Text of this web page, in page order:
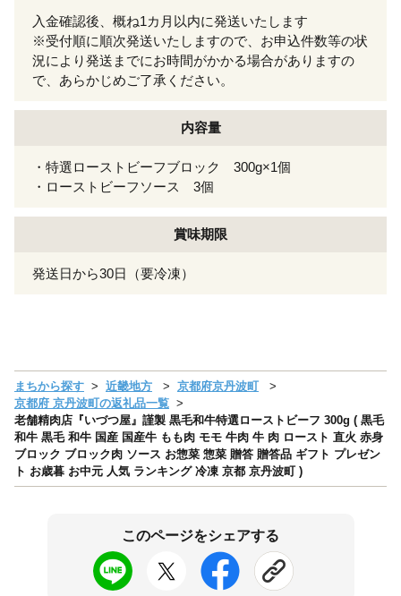
入金確認後、概ね1カ月以内に発送いたします
※受付順に順次発送いたしますので、お申込件数等の状
況により発送までにお時間がかかる場合がありますの
で、あらかじめご了承ください。
内容量
・特選ローストビーフブロック 300g×1個
・ローストビーフソース 3個
賞味期限
発送日から30日（要冷凍）
まちから探す 近畿地方
京都府京丹波町
京都府 京丹波町の返礼品一覧
老舗精肉店『いづつ屋』謹製 黒毛和牛特選ローストビーフ 300g ( 黒毛
和牛 黒毛 和牛 国産 国産牛 もも肉 モモ 牛肉 牛 肉 ロースト 直火 赤身
ブロック ブロック肉 ソース お惣菜 惣菜 贈答 贈答品 ギフト プレゼン
ト お歳暮 お中元 人気 ランキング 冷凍 京都 京丹波町 )
このページをシェアする